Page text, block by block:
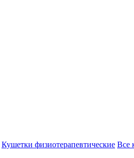
Кушетки физиотерапевтические Все